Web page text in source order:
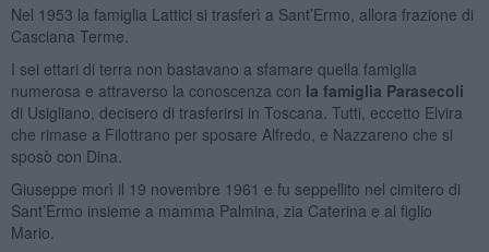
Nel 1953 la famiglia Lattici si trasferì a Sant’Ermo, allora frazione di
Casciana Terme.
I sei ettari di terra non bastavano a sfamare quella famiglia
numerosa e attraverso la conoscenza con la famiglia Parasecoli
di Usigliano, decisero di trasferirsi in Toscana. Tutti, eccetto Elvira
che rimase a Filottrano per sposare Alfredo, e Nazzareno che si
sposò con Dina.
Giuseppe morì il 19 novembre 1961 e fu seppellito nel cimitero di
Sant’Ermo insieme a mamma Palmina, zia Caterina e al figlio
Mario.